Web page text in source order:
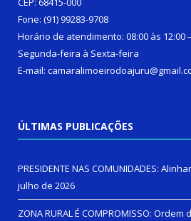
Fone: (91) 99283-9708
Horário de atendimento: 08:00 às 12:00
Segunda-feira à Sexta-feira
E-mail:
ÚLTIMAS PUBLICAÇÕES
PRESIDENTE NAS COMUNIDADES:
julho de 2026
ZONA RURAL É COMPROMISSO: